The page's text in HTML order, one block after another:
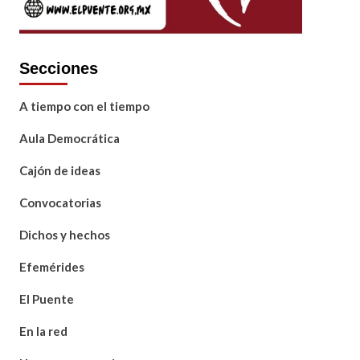
Secciones
A tiempo con el tiempo
Aula Democrática
Cajón de ideas
Convocatorias
Dichos y hechos
Efemérides
El Puente
En la red